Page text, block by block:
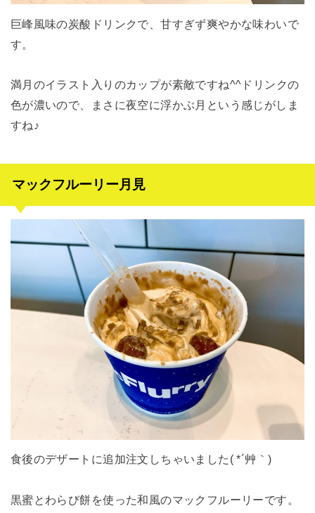
巨峰風味の炭酸ドリンクで、甘すぎず爽やかな味わいで
す。
満月のイラスト入りのカップが素敵ですね^^ドリンクの
色が濃いので、まさに夜空に浮かぶ月という感じがしま
すね♪
マックフルーリー月見
食後のデザートに追加注文しちゃいました( *´艸｀)
黒蜜とわらび餅を使った和風のマックフルーリーです。